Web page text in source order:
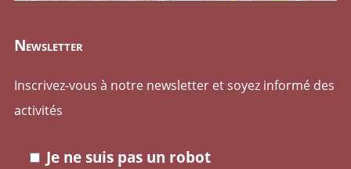
Newsletter
Inscrivez-vous à notre newsletter et soyez informé des
activités
Je ne suis pas un robot